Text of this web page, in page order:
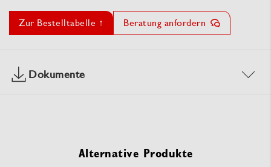
Zur Bestelltabelle ↑ Beratung anfordern
Dokumente
Alternative Produkte